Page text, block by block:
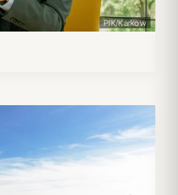
PIK/Karkow